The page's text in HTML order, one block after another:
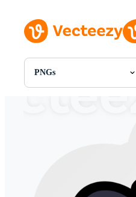
PNGs
Toutes Images
Motion graphics